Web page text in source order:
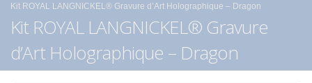
Kit ROYAL LANGNICKEL® Gravure d’Art Holographique – Dragon
Kit ROYAL LANGNICKEL® Gravure
d’Art Holographique – Dragon